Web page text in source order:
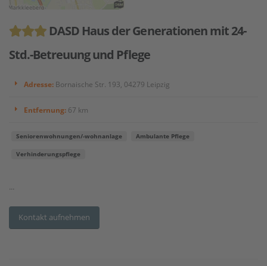
DASD Haus der Generationen mit 24-
Std.-Betreuung und Pflege
Adresse: Bornaische Str. 193, 04279 Leipzig
Entfernung: 67 km
Seniorenwohnungen/-wohnanlage Ambulante Pflege
Verhinderungspflege
...
Kontakt aufnehmen